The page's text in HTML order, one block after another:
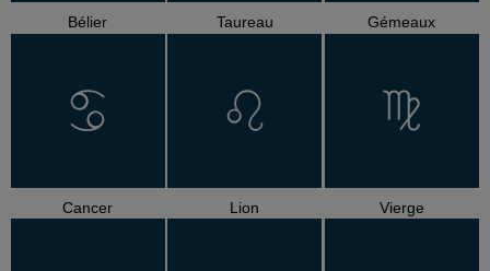
Bélier Taureau Gémeaux
Cancer Lion Vierge